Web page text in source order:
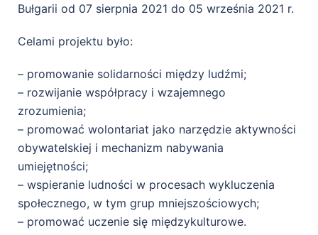
Bułgarii od 07 sierpnia 2021 do 05 września 2021 r.
Celami projektu było:
– promowanie solidarności między ludźmi;
– rozwijanie współpracy i wzajemnego
zrozumienia;
– promować wolontariat jako narzędzie aktywności
obywatelskiej i mechanizm nabywania
umiejętności;
– wspieranie ludności w procesach wykluczenia
społecznego, w tym grup mniejszościowych;
– promować uczenie się międzykulturowe.